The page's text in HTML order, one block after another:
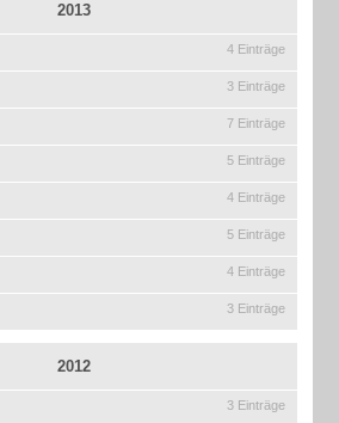
2013
4 Einträge
3 Einträge
7 Einträge
5 Einträge
4 Einträge
5 Einträge
4 Einträge
3 Einträge
2012
3 Einträge